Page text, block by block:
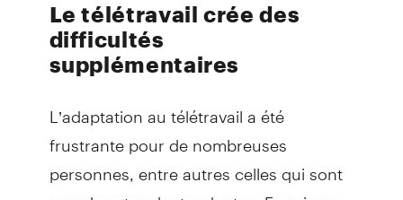
Le télétravail crée des
difficultés
supplémentaires
L’adaptation au télétravail a été
frustrante pour de nombreuses
personnes, entre autres celles qui sont